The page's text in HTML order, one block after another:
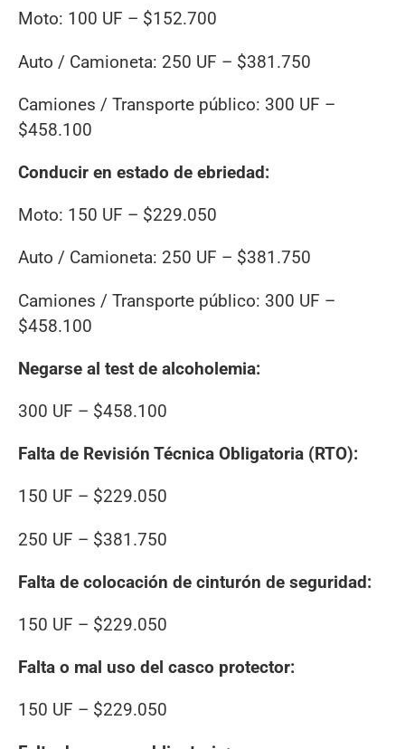
Moto: 100 UF – $152.700
Auto / Camioneta: 250 UF – $381.750
Camiones / Transporte público: 300 UF –
$458.100
Conducir en estado de ebriedad:
Moto: 150 UF – $229.050
Auto / Camioneta: 250 UF – $381.750
Camiones / Transporte público: 300 UF –
$458.100
Negarse al test de alcoholemia:
300 UF – $458.100
Falta de Revisión Técnica Obligatoria (RTO):
150 UF – $229.050
250 UF – $381.750
Falta de colocación de cinturón de seguridad:
150 UF – $229.050
Falta o mal uso del casco protector:
150 UF – $229.050